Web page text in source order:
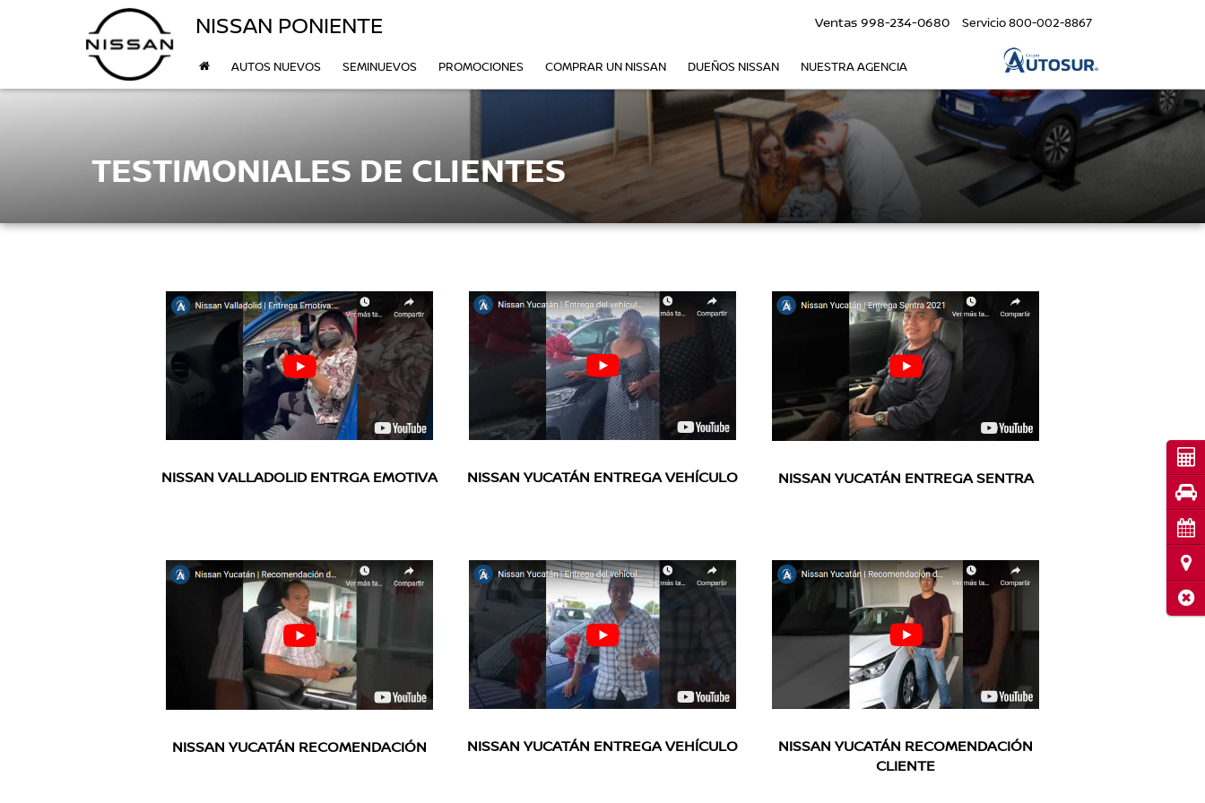
NISSAN PONIENTE Ventas 998-234-0680 Servicio800-002-8867
AUTOS NUEVOS SEMINUEVOS PROMOCIONES COMPRAR UN NISSAN DUEÑOS NISSAN NUESTRA AGENCIA
TESTIMONIALES DE CLIENTES
NISSAN VALLADOLID ENTRGA EMOTIVA NISSAN YUCATÁN ENTREGA VEHÍCULO NISSAN YUCATÁN ENTREGA SENTRA
NISSAN YUCATÁN RECOMENDACIÓN NISSAN YUCATÁN ENTREGA VEHÍCULO
NISSAN YUCATÁN RECOMENDACIÓN
CLIENTE